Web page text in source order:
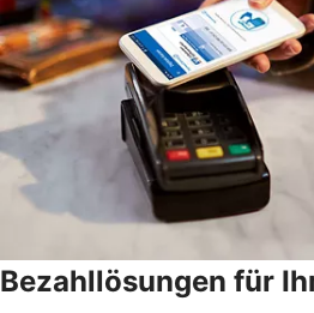
Bezahllösungen für